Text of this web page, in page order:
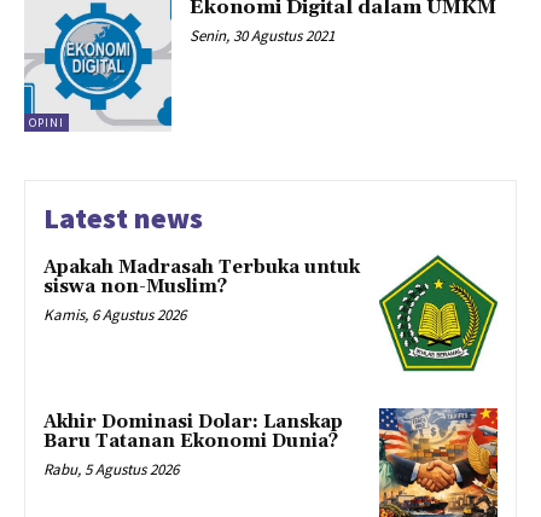
OPINI
Ekonomi Digital dalam UMKM
Senin, 30 Agustus 2021
Latest news
Apakah Madrasah Terbuka untuk
siswa non-Muslim?
Kamis, 6 Agustus 2026
Akhir Dominasi Dolar: Lanskap
Baru Tatanan Ekonomi Dunia?
Rabu, 5 Agustus 2026